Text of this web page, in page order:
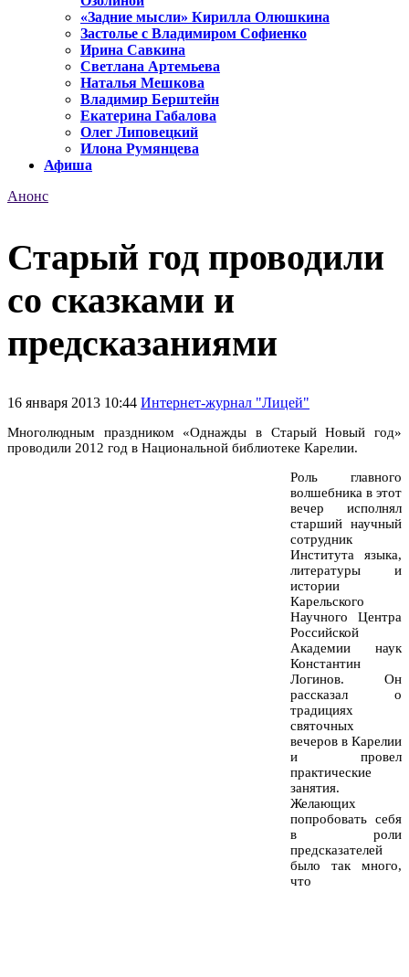
«Задние мысли» Кирилла Олюшкина
Застолье с Владимиром Софиенко
Ирина Савкина
Светлана Артемьева
Наталья Мешкова
Владимир Берштейн
Екатерина Габалова
Олег Липовецкий
Илона Румянцева
Афиша
Анонс
Старый год проводили
со сказками и
предсказаниями
16 января 2013 10:44 Интернет-журнал "Лицей"
Многолюдным праздником «Однажды в Старый Новый год»
проводили 2012 год в Национальной библиотеке Карелии.
Роль главного
волшебника в этот
вечер исполнял
старший научный
сотрудник
Института языка,
литературы и
истории
Карельского
Научного Центра
Российской
Академии наук
Константин
Логинов. Он
рассказал о
традициях
святочных
вечеров в Карелии
и провел
практические
занятия.
Желающих
попробовать себя
в роли
предсказателей
было так много,
что